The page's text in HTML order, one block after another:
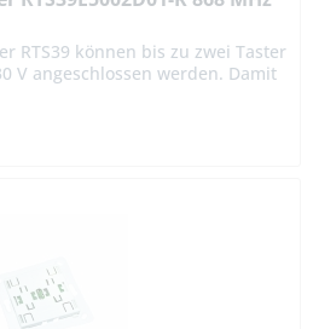
RTS39 können bis zu zwei Taster
V angeschlossen werden. Damit